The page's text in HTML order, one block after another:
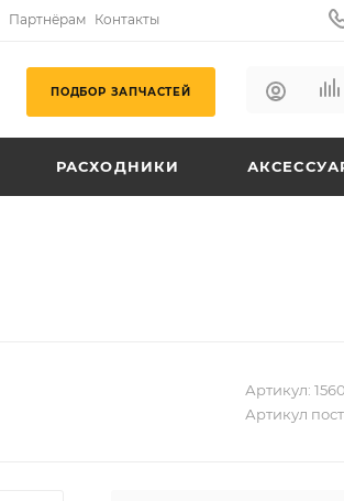
Партнёрам Контакты
ПОДБОР ЗАПЧАСТЕЙ
РАСХОДНИКИ
Артикул:
Артикул